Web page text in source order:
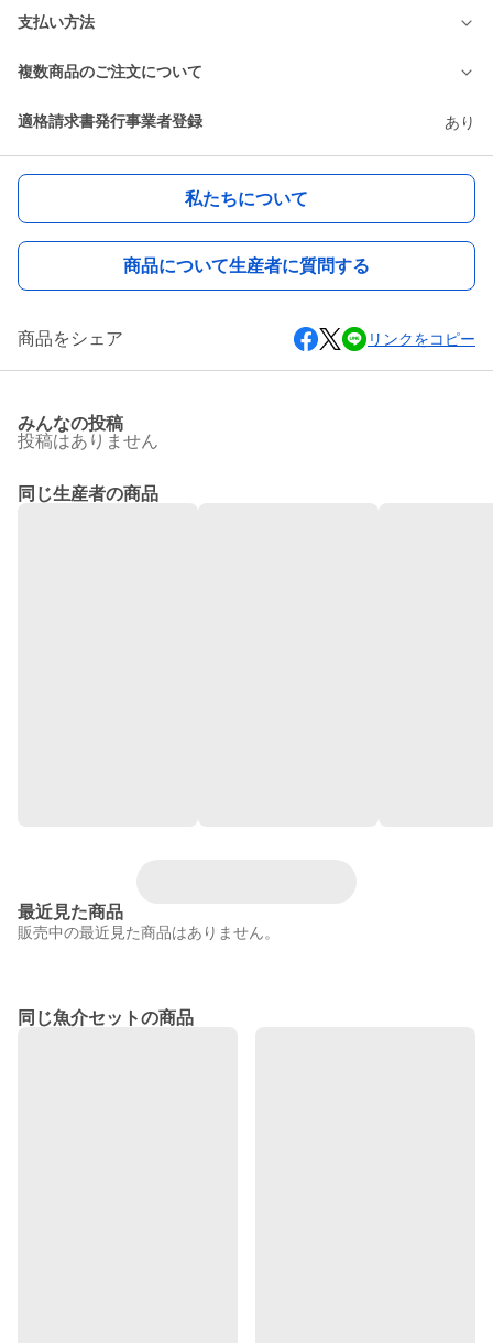
支払い方法
複数商品のご注文について
適格請求書発行事業者登録 あり
私たちについて
商品について生産者に質問する
商品をシェア リンクをコピー
みんなの投稿
投稿はありません
同じ生産者の商品
最近見た商品
販売中の最近見た商品はありません。
同じ魚介セットの商品